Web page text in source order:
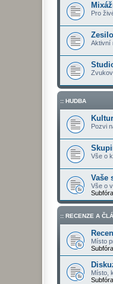
Pro
Aktivní
:: HUDBA
Pozvi
Vše o
Vaše
Vše o
:: RECENZE A
Místo
Místo,